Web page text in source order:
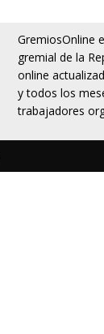
GremiosOnline
gremial de la
online
y todos los
trabajadores